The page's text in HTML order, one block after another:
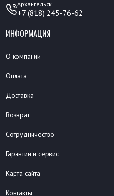
Архангельск
+7 (818) 245-76-62
ИНФОРМАЦИЯ
О компании
Оплата
Доставка
Возврат
Сотрудничество
Гарантии и сервис
Карта сайта
Контакты